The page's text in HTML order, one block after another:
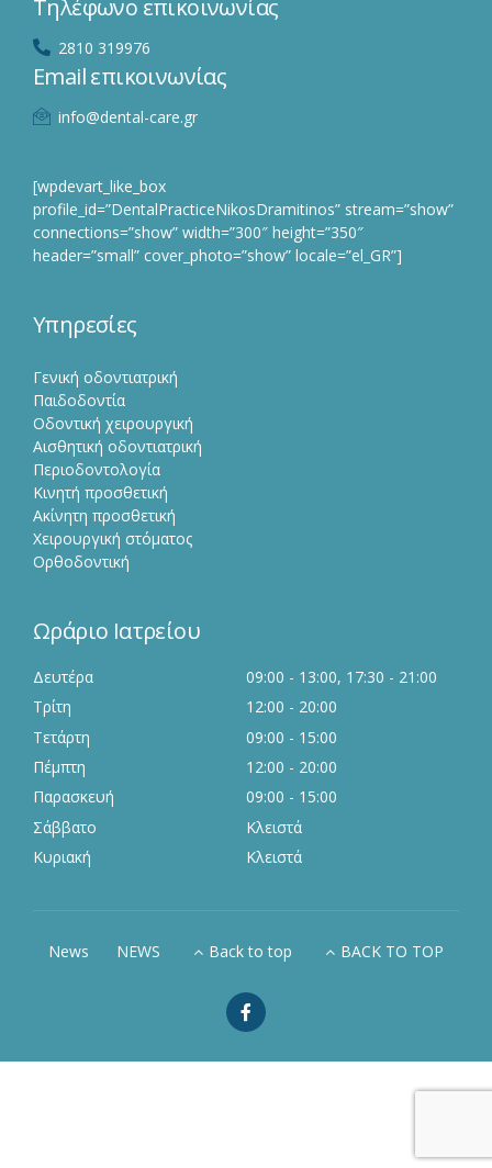
Τηλέφωνο επικοινωνίας
2810 319976
Email επικοινωνίας
info@dental-care.gr
[wpdevart_like_box
profile_id=”DentalPracticeNikosDramitinos” stream=”show”
connections=”show” width=”300″ height=”350″
header=”small” cover_photo=”show” locale=”el_GR”]
Υπηρεσίες
Γενική οδοντιατρική
Παιδοδοντία
Οδοντική χειρουργική
Αισθητική οδοντιατρική
Περιοδοντολογία
Κινητή προσθετική
Ακίνητη προσθετική
Χειρουργική στόματος
Ορθοδοντική
Ωράριο Ιατρείου
Δευτέρα
09:00 - 13:00, 17:30 - 21:00
Τρίτη
12:00 - 20:00
Τετάρτη
09:00 - 15:00
Πέμπτη
12:00 - 20:00
Παρασκευή
09:00 - 15:00
Σάββατο
Κλειστά
Κυριακή
Κλειστά
News NEWS Back to top BACK TO TOP